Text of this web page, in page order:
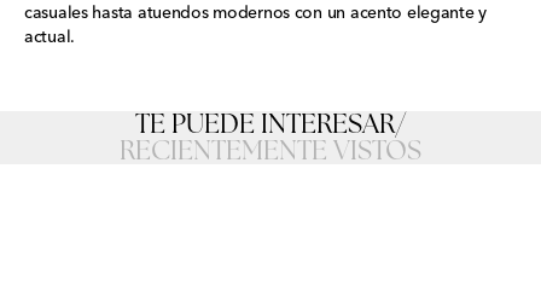
casuales hasta atuendos modernos con un acento elegante y
actual.
TE PUEDE INTERESAR/
RECIENTEMENTE VISTOS